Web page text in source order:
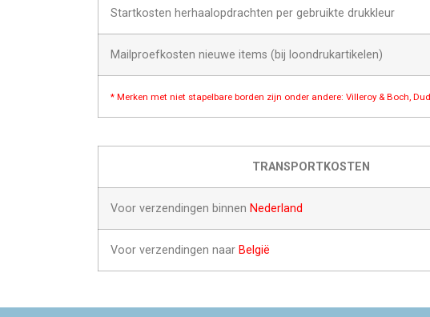
Startkosten herhaalopdrachten per gebruikte drukkleur
Mailproefkosten nieuwe items (bij loondrukartikelen)
* Merken met niet stapelbare borden zijn onder andere: Villeroy & Boch,
TRANSPORTKOSTEN
Voor verzendingen binnen Nederland
Voor verzendingen naar België